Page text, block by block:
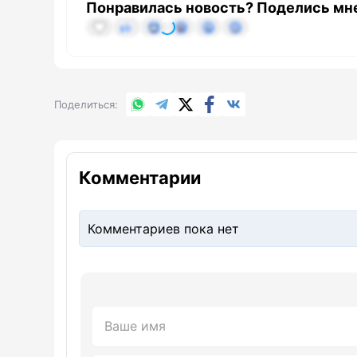
Понравилась новость? Поделись
Поделиться WhatsApp
TelegramX.comFacebook
Комментарии
Комментариев пока нет